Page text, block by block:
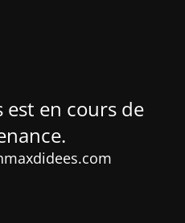
est en cours de